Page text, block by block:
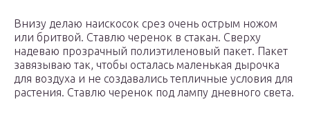
Внизу делаю наискосок срез очень острым ножом
или бритвой. Ставлю черенок в стакан. Сверху
надеваю прозрачный полиэтиленовый пакет. Пакет
завязываю так, чтобы осталась маленькая дырочка
для воздуха и не создавались тепличные условия для
растения. Ставлю черенок под лампу дневного света.